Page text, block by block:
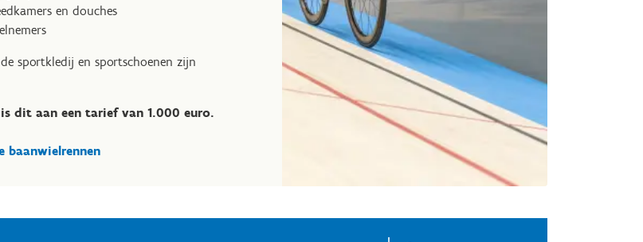
en douches
sportkledij en sportschoenen zijn
dit aan een tarief van 1.000 euro.
baanwielrennen